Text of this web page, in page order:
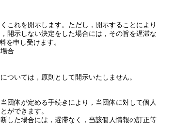
これを開示します。ただし，開示することにより
開示しない決定をした場合には，その旨を遅滞な
を申し受けます。
合
ついては，原則として開示いたしません。
団体が定める手続きにより，当団体に対して個人
ができます。
した場合には，遅滞なく，当該個人情報の訂正等